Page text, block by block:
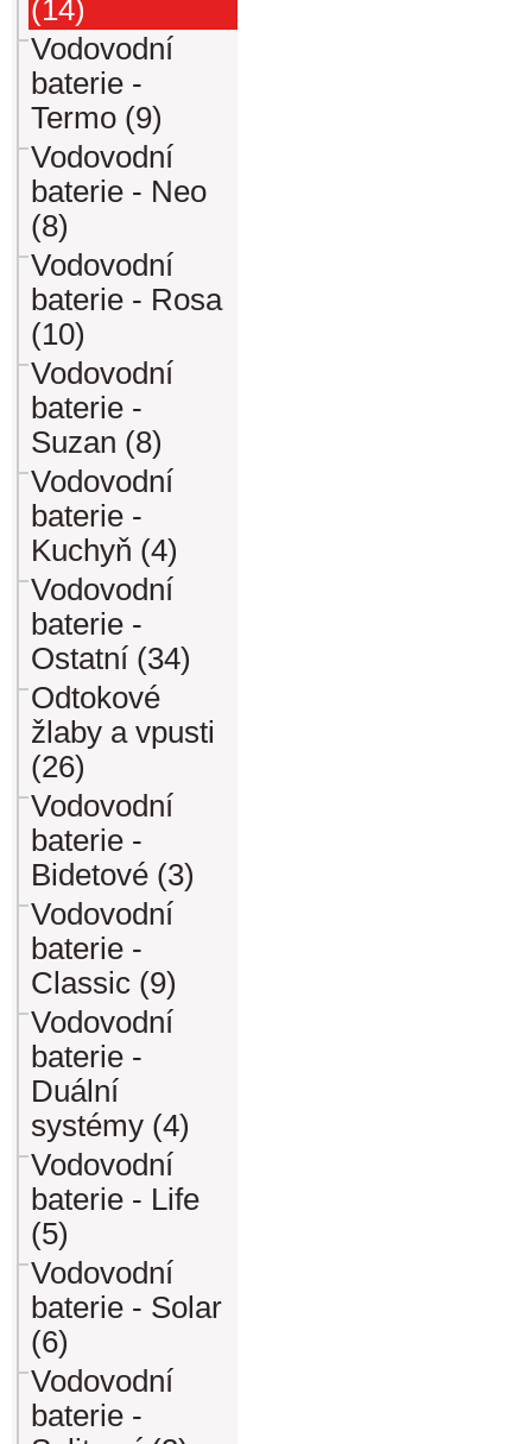
(14)
Vodovodní
baterie -
Termo (9)
Vodovodní
baterie - Neo
(8)
Vodovodní
baterie - Rosa
(10)
Vodovodní
baterie -
Suzan (8)
Vodovodní
baterie -
Kuchyň (4)
Vodovodní
baterie -
Ostatní (34)
Odtokové
žlaby a vpusti
(26)
Vodovodní
baterie -
Bidetové (3)
Vodovodní
baterie -
Classic (9)
Vodovodní
baterie -
Duální
systémy (4)
Vodovodní
baterie - Life
(5)
Vodovodní
baterie - Solar
(6)
Vodovodní
baterie -